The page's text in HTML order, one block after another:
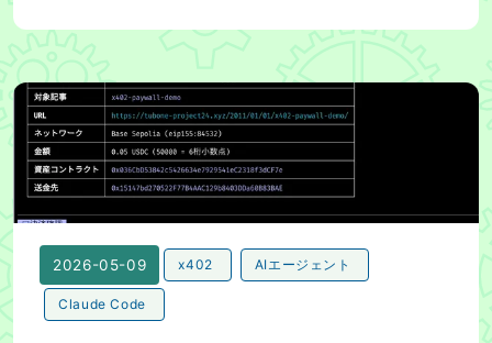
x402のペイウォールをAIエージェントがアンロックする
2026-05-09 x402 AIエージェント
Claude Code